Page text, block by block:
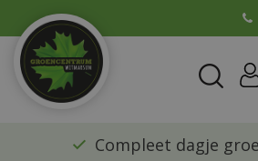
a
​Compleet dagje